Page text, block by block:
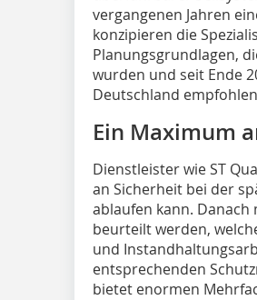
vergangenen Jahren
konzipieren die
Planungsgrundlagen,
wurden und seit Ende
Deutschland
Ein Maximum
Dienstleister wie ST
an Sicherheit bei der
ablaufen kann.
beurteilt werden,
und
entsprechenden
bietet enormen